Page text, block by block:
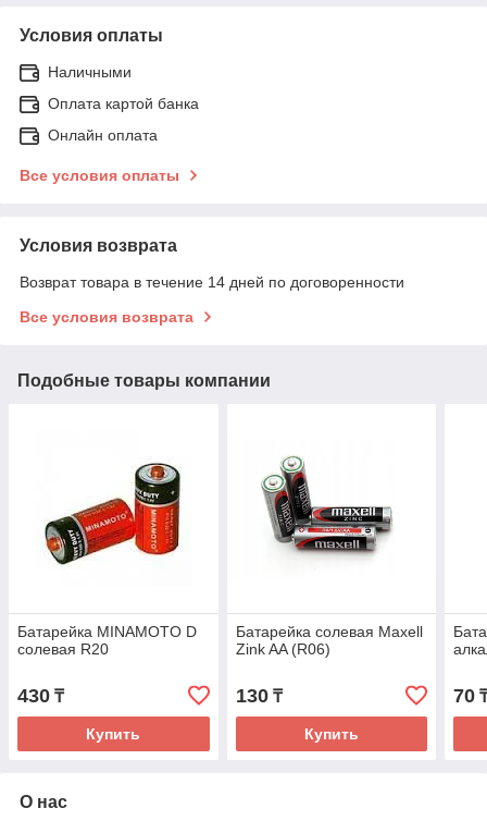
Условия оплаты
Наличными
Оплата картой банка
Онлайн оплата
Все условия оплаты
Условия возврата
Возврат товара в течение 14 дней по договоренности
Все условия возврата
Подобные товары компании
Батарейка MINAMOTO D
солевая R20
430 ₸
Купить
Батарейка солевая Maxell
Zink AA (R06)
130₸
Купить
70
О нас